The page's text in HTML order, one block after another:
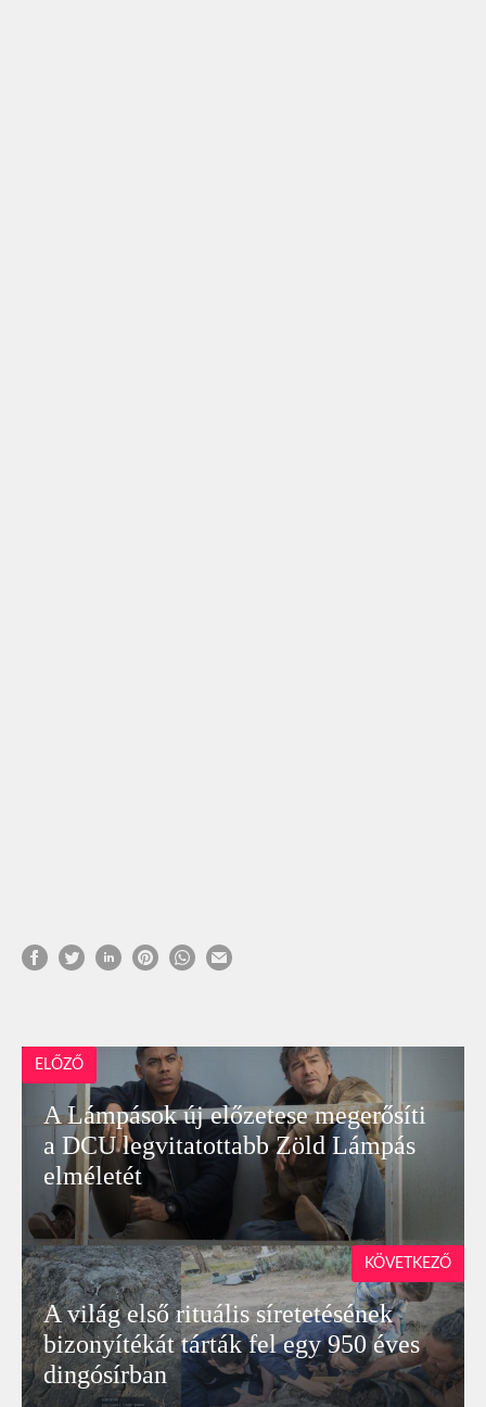
ELŐZŐ
A Lámpások új előzetese megerősíti
a DCU legvitatottabb Zöld Lámpás
elméletét
A világ első rituális síretetésének
bizonyítékát tárták fel egy 950 éves
dingósírban
KÖVETKEZŐ